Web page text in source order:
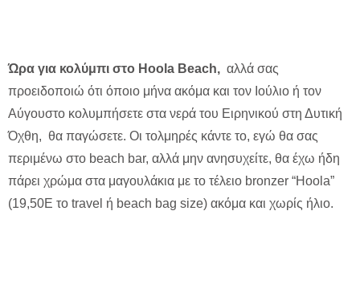
Ώρα για κολύμπι στο Hoola Beach, αλλά σας
προειδοποιώ ότι όποιο μήνα ακόμα και τον Ιούλιο ή τον
Αύγουστο κολυμπήσετε στα νερά του Ειρηνικού στη Δυτική
Όχθη, θα παγώσετε. Οι τολμηρές κάντε το, εγώ θα σας
περιμένω στο beach bar, αλλά μην ανησυχείτε, θα έχω ήδη
πάρει χρώμα στα μαγουλάκια με το τέλειο bronzer “Hoola”
(19,50E το travel ή beach bag size) ακόμα και χωρίς ήλιο.